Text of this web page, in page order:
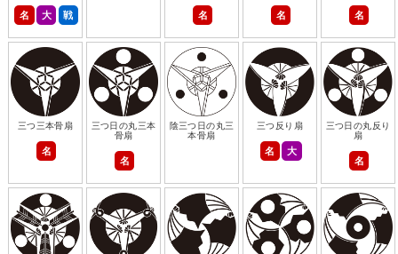
名 大 戦 名 名 名
三つ三本骨扇
名
三つ日の丸三本
骨扇
名
陰三つ日の丸三
本骨扇
三つ反り扇
名 大
三つ日の丸反り
扇
名